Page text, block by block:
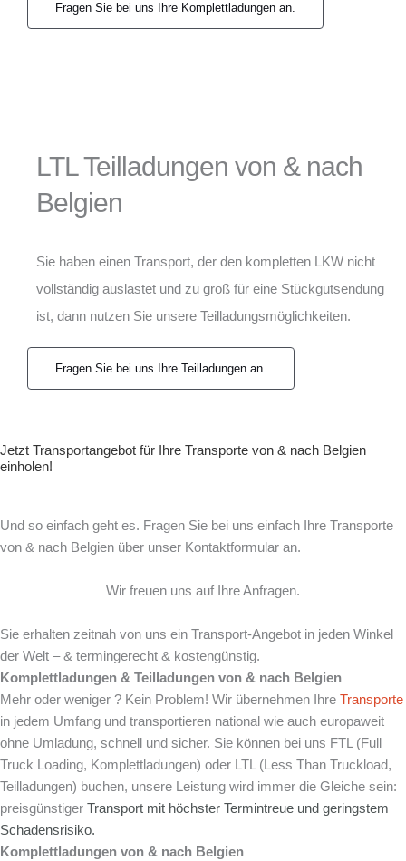
Fragen Sie bei uns Ihre Komplettladungen an.
LTL Teilladungen von & nach
Belgien
Sie haben einen Transport, der den kompletten LKW nicht
vollständig auslastet und zu groß für eine Stückgutsendung
ist, dann nutzen Sie unsere Teilladungsmöglichkeiten.
Fragen Sie bei uns Ihre Teilladungen an.
Jetzt Transportangebot für Ihre Transporte von & nach Belgien
einholen!
Und so einfach geht es. Fragen Sie bei uns einfach Ihre Transporte
von & nach Belgien über unser Kontaktformular an.
Wir freuen uns auf Ihre Anfragen.
Sie erhalten zeitnah von uns ein Transport-Angebot in jeden Winkel
der Welt – & termingerecht & kostengünstig.
Komplettladungen & Teilladungen von & nach Belgien
Mehr oder weniger ? Kein Problem! Wir übernehmen Ihre Transporte
in jedem Umfang und transportieren national wie auch europaweit
ohne Umladung, schnell und sicher. Sie können bei uns FTL (Full
Truck Loading, Komplettladungen) oder LTL (Less Than Truckload,
Teilladungen) buchen, unsere Leistung wird immer die Gleiche sein:
preisgünstiger Transport mit höchster Termintreue und geringstem
Schadensrisiko.
Komplettladungen von & nach Belgien